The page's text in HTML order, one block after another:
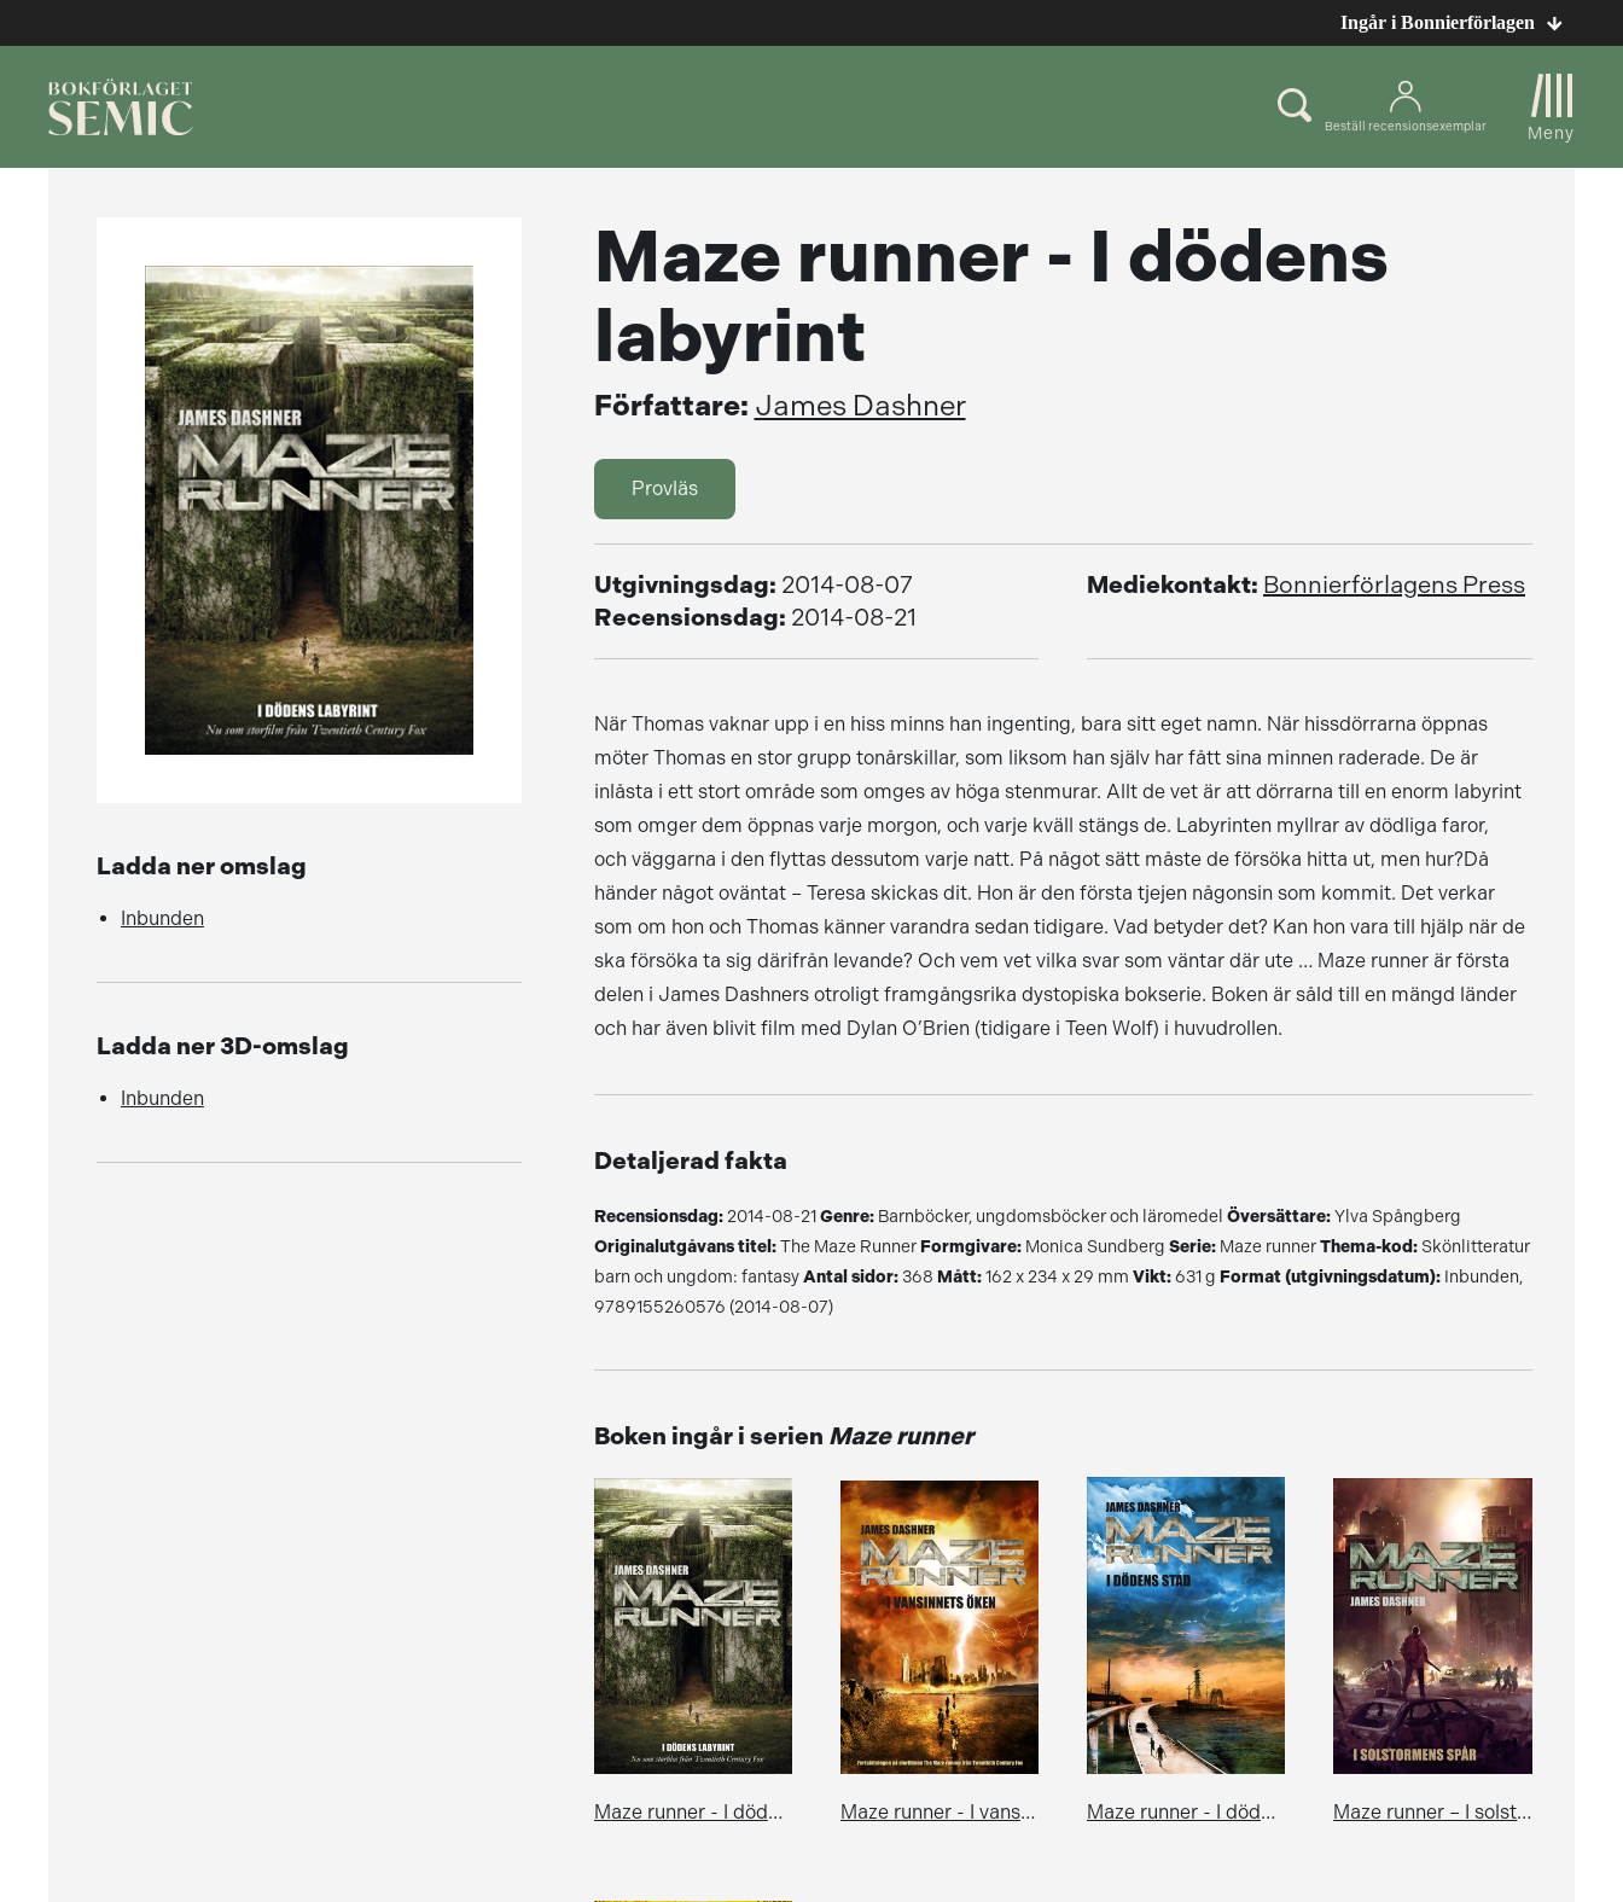
Ingår i Bonnierförlagen
Beställ recensionsexemplar Meny
Ladda ner omslag
Inbunden
Ladda ner 3D-omslag
Inbunden
Maze runner - I dödens
labyrint
Författare: James Dashner
Provläs
Utgivningsdag: 2014-08-07
Recensionsdag: 2014-08-21
Mediekontakt: Bonnierförlagens Press
När Thomas vaknar upp i en hiss minns han ingenting, bara sitt eget namn. När hissdörrarna öppnas
möter Thomas en stor grupp tonårskillar, som liksom han själv har fått sina minnen raderade. De är
inlåsta i ett stort område som omges av höga stenmurar. Allt de vet är att dörrarna till en enorm labyrint
som omger dem öppnas varje morgon, och varje kväll stängs de. Labyrinten myllrar av dödliga faror,
och väggarna i den flyttas dessutom varje natt. På något sätt måste de försöka hitta ut, men hur?Då
händer något oväntat – Teresa skickas dit. Hon är den första tjejen någonsin som kommit. Det verkar
som om hon och Thomas känner varandra sedan tidigare. Vad betyder det? Kan hon vara till hjälp när de
ska försöka ta sig därifrån levande? Och vem vet vilka svar som väntar där ute … Maze runner är första
delen i James Dashners otroligt framgångsrika dystopiska bokserie. Boken är såld till en mängd länder
och har även blivit film med Dylan O’Brien (tidigare i Teen Wolf) i huvudrollen.
Detaljerad fakta
Recensionsdag:2014-08-21Genre:Barnböcker, ungdomsböcker och läromedel Översättare:Ylva Spångberg
Originalutgåvans titel:The Maze Runner Formgivare:Monica Sundberg Serie:Maze runnerThema-kod:Skönlitteratur
barn och ungdom: fantasyAntal sidor:368 Mått:162 x 234 x 29 mm Vikt:631 g Format (utgivningsdatum):Inbunden,
9789155260576 (2014-08-07)
Boken ingår i serien Maze runner
Maze runner - I dödens labyrint Maze runner - I vansinnets öken Maze runner - I dödens stad Maze runner – I solstormens spår